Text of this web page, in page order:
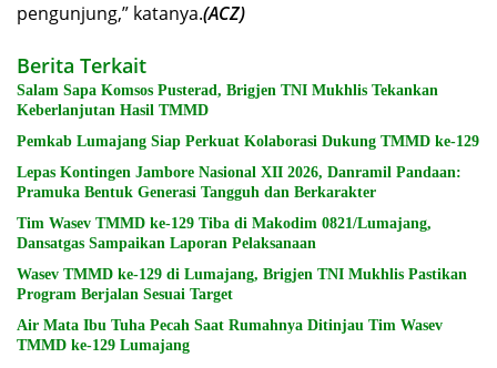
pengunjung,” katanya.(ACZ)
Berita Terkait
Salam Sapa Komsos Pusterad, Brigjen TNI Mukhlis Tekankan
Keberlanjutan Hasil TMMD
Pemkab Lumajang Siap Perkuat Kolaborasi Dukung TMMD ke-129
Lepas Kontingen Jambore Nasional XII 2026, Danramil Pandaan:
Pramuka Bentuk Generasi Tangguh dan Berkarakter
Tim Wasev TMMD ke-129 Tiba di Makodim 0821/Lumajang,
Dansatgas Sampaikan Laporan Pelaksanaan
Wasev TMMD ke-129 di Lumajang, Brigjen TNI Mukhlis Pastikan
Program Berjalan Sesuai Target
Air Mata Ibu Tuha Pecah Saat Rumahnya Ditinjau Tim Wasev
TMMD ke-129 Lumajang